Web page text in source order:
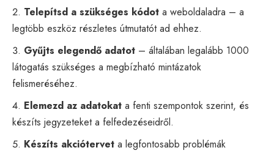
Telepítsd a szükséges kódot a weboldaladra – a
legtöbb eszköz részletes útmutatót ad ehhez.
Gyűjts elegendő adatot – általában legalább 1000
látogatás szükséges a megbízható mintázatok
felismeréséhez.
Elemezd az adatokat a fenti szempontok szerint, és
készíts jegyzeteket a felfedezéseidről.
Készíts akciótervet a legfontosabb problémák